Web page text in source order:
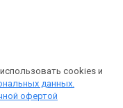
cookies и
данных.
офертой